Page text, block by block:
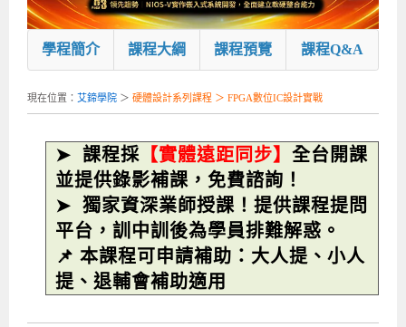
獲獎與榮耀
ARM Boot Loader設計
Raspberry Pi之Python程式設計硬體控制
[學程]MCU韌體設計實戰
生醫感測器整合設計班
穿戴式裝置應用開發
嵌入式即時作業系統FreeRTOS 設計實作
感測電路設計與應用
工業電子丙級輔導考照課程
[學程]感測電路Plus+MCU韌體設計實戰
AI深度學習與影像辨識實戰
AI機器學習與深度學習實戰班
AI課程總覽頁
AI邊緣運算實作TensorFlow Lite for MCU
AIoT智能聯網運算實戰
AI深度學習之問答系統實作
iPAS AI應用規劃師能力鑑定
iPAS巨量資料分析師
Web及雲端系列課程
AI雲端原生與MLOps自動化實務
Web全端開發應用班
資訊安全實務
物聯網Web整合應用實作
[學程]物聯網全端與深度學習整合
[學程]物聯網整合開發實戰
5G技術-SDN與Mininet實作
嵌入式物聯網開發實戰
[學程]物聯網全端與深度學習整合
iPAS AIoT應用工程師(物聯網類)
5G-SDN通訊系列課程
ROS機器人自走車系統開發應用
ROS機器手臂控制&演算法實戰
智能機器人系統整合開發
電腦視覺與影像處理課程
影像課程總覽
電腦視覺與影像處理
AI深度學習與影像辨識實戰
ARM系列課程
ARM mbed 物聯網平台應用實作
ARM Boot Loader設計
程式語言系列課程
C語言程式設計
Android系列課程
iPAS AI應用規劃師能力鑑定課程
Linux驅動程式
使用C語言控制Raspberry Pi
Raspberry Pi 開發入門
Python硬體控制-Pi Pico物聯網實作
AI邊緣運算實作TensorFlow Lite for MCU
iPAS AI應用規劃師能力鑑定課程
生成式AI能力認證
Python機器學習與深度學習
AI雲端原生與MLOps自動化實務
AI邊緣運算實作-TFL for MCU
自然語言處理與大型語言模型
Web及雲端系列課程
AI雲端原生與MLOps自動化實務
物聯網整合開發與應用
iPAS AIoT應用工程師(物聯網類)
5G - SDN與Mininet實作
iPAS產業人才能力鑑定系列
iPAS AIoT應用工程師(物聯網類)
iPAS巨量資料分析師
iPAS機器學習工程師
高中生升學超前部署課程總覽
APCS檢定 Python課程
APCS檢定 C++課程
APCS檢定 C語言課程
程式語言系列
C語言程式設計
資料結構
Python程式設計
Raspberry Pi系列
Linux & C語言硬體控制
Python硬體控制-Pi Pico
5G-SDN通訊系列課程
5G關鍵技術- SDN與Mininet實作
創意程式設計系列
更多...
企業徵才
電腦教室租借服務[台北]
學員見證
廠商求才
學員常見問題
最新成果展
工程師學習地圖
學員專屬提問平台
校園巡迴講座
青少年AI人工智慧實作班[高中生]
高中生升學超前部署課程總覽
會員優惠
學程簡介 課程大綱 課程預覽 課程Q&A
現在位置： 艾鍗學院 ＞ 硬體設計系列課程 ＞ FPGA數位IC設計實戰
➤ 課程採 【實體遠距同步】 全台開課
並提供錄影補課，免費諮詢！
➤ 獨家資深業師授課！提供課程提問
平台，訓中訓後為學員排難解惑。
📌 本課程可申請補助：大人提、小人
提、退輔會補助適用